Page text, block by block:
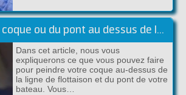
Peinture de la coque ou du pont au dessus de la flottaison
Dans cet article, nous vous
expliquerons ce que vous pouvez faire
pour peindre votre coque au-dessus de
la ligne de flottaison et du pont de votre
bateau. Vous…